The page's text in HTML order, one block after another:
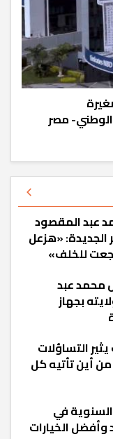
مصر
عبد المقصود
«هزعل
للخلف»
محمد عبد
بجهاز
التساؤلات
أين تأتيه كل
السنوية في
وأفضل الخيارات